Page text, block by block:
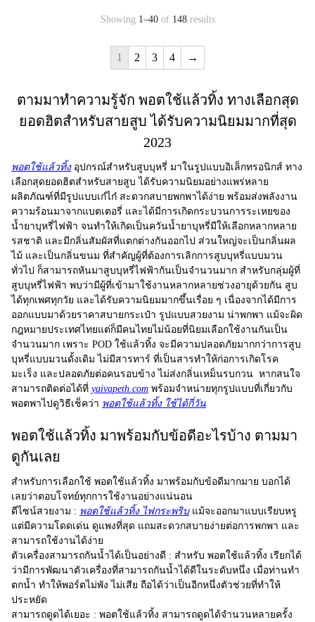
Showing 1–40of 148results
1 2 3 4 →
ตามมาทำความรู้จัก พอตใช้แล้วทิ้ง ทางเลือกสุด
ยอดฮิตสำหรับสายสูบ ได้รับความนิยมมากที่สุด
2023
พอตใช้แล้วทิ้งอุปกรณ์สำหรับสูบบุหรี่ มาในรูปแบบอิเล็กทรอนิกส์ ทาง
เลือกสุดยอดฮิตสำหรับสายสูบ ได้รับความนิยมอย่างแพร่หลาย
ผลิตภัณฑ์ที่มีรูปแบบเก๋ไก๋ สะดวกสบายพกพาได้ง่าย พร้อมส่งพลังงาน
ความร้อนมาจากแบตเตอรี่ และได้มีการเกิดกระบวนการระเหยของ
น้ำยาบุหรี่ไฟฟ้า จนทำให้เกิดเป็นควันน้ำยาบุหรี่มีให้เลือกหลากหลาย
รสชาติ และมีกลิ่นสัมผัสที่แตกต่างกันออกไป ส่วนใหญ่จะเป็นกลิ่นผล
ไม้ และเป็นกลิ่นขนม ที่สำคัญผู้ที่ต้องการเลิกการสูบบุหรี่แบบมวน
ทั่วไป ก็สามารถหันมาสูบบุหรี่ไฟฟ้ากันเป็นจำนวนมาก สำหรับกลุ่มผู้ที่
สูบบุหรี่ไฟฟ้า พบว่ามีผู้ที่เข้ามาใช้งานหลากหลายช่วงอายุด้วยกัน สูบ
ได้ทุกเพศทุกวัย และได้รับความนิยมมากขึ้นเรื่อย ๆ เนื่องจากได้มีการ
ออกแบบมาด้วยราคาสบายกระเป๋า รูปแบบสวยงาม น่าพกพา แม้จะผิด
กฎหมายประเทศไทยแต่ก็มีคนไทยไม่น้อยที่นิยมเลือกใช้งานกันเป็น
จำนวนมาก เพราะ POD ใช้แล้วทิ้ง จะมีความปลอดภัยมากกว่าการสูบ
บุหรี่แบบมวนดั้งเดิม ไม่มีสารทาร์ ที่เป็นสารทำให้ก่อการเกิดโรค
มะเร็ง และปลอดภัยต่อคนรอบข้าง ไม่ส่งกลิ่นเหม็นรบกวน หากสนใจ
สามารถติดต่อได้ที่ yaivapeth.com พร้อมจำหน่ายทุกรูปแบบที่เกี่ยวกับ
พอตพาไปดูวิธีเช็คว่า พอตใช้แล้วทิ้ง ใช้ได้กี่วัน
พอตใช้แล้วทิ้ง มาพร้อมกับข้อดีอะไรบ้าง ตามมา
ดูกันเลย
สำหรับการเลือกใช้ พอตใช้แล้วทิ้ง มาพร้อมกับข้อดีมากมาย บอกได้
เลยว่าตอบโจทย์ทุกการใช้งานอย่างแน่นอน
ดีไซน์สวยงาม : พอตใช้แล้วทิ้ง ไฟกระพริบแม้จะออกมาแบบเรียบหรู
แต่มีความโดดเด่น ดูแพงที่สุด แถมสะดวกสบายง่ายต่อการพกพา และ
สามารถใช้งานได้ง่าย
ตัวเครื่องสามารถกันน้ำได้เป็นอย่างดี : สำหรับ พอตใช้แล้วทิ้ง เรียกได้
ว่ามีการพัฒนาตัวเครื่องที่สามารถกันน้ำได้ดีในระดับหนึ่ง เมื่อท่านทำ
ตกน้ำ ทำให้พอร์ตไม่พัง ไม่เสีย ถือได้ว่าเป็นอีกหนึ่งตัวช่วยที่ทำให้
ประหยัด
สามารถดูดได้เยอะ : พอตใช้แล้วทิ้ง สามารถดูดได้จำนวนหลายครั้ง